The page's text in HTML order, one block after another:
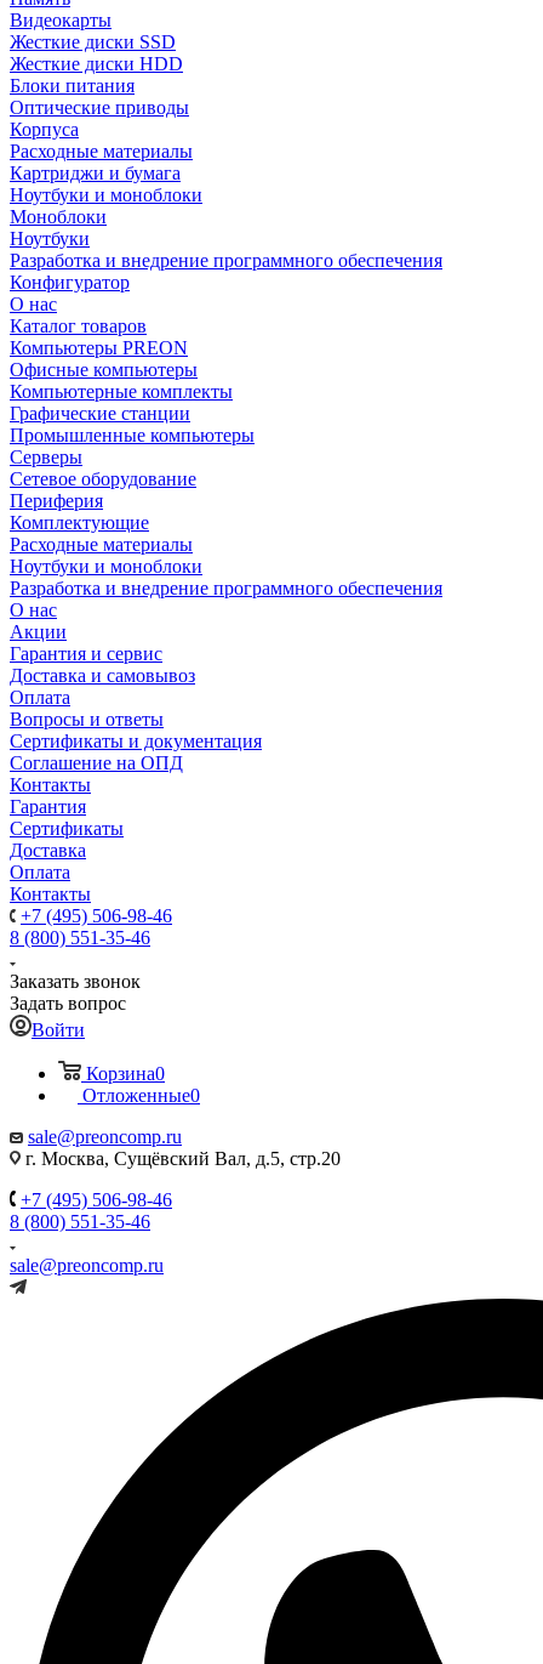
Видеокарты
Жесткие диски SSD
Жесткие диски HDD
Блоки питания
Оптические приводы
Корпуса
Расходные материалы
Картриджи и бумага
Ноутбуки и моноблоки
Моноблоки
Ноутбуки
Разработка и внедрение программного обеспечения
Конфигуратор
О нас
Каталог товаров
Компьютеры PREON
Офисные компьютеры
Компьютерные комплекты
Графические станции
Промышленные компьютеры
Серверы
Сетевое оборудование
Периферия
Комплектующие
Расходные материалы
Ноутбуки и моноблоки
Разработка и внедрение программного обеспечения
О нас
Акции
Гарантия и сервис
Доставка и самовывоз
Оплата
Вопросы и ответы
Сертификаты и документация
Соглашение на ОПД
Контакты
Гарантия
Сертификаты
Доставка
Оплата
Контакты
+7 (495) 506-98-46
8 (800) 551-35-46
Заказать звонок
Задать вопрос
Войти
Корзина0
Отложенные0
sale@preoncomp.ru
г. Москва, Сущёвский Вал, д.5, стр.20
+7 (495) 506-98-46
8 (800) 551-35-46
sale@preoncomp.ru